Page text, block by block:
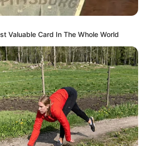
Valuable Card In The Whole World